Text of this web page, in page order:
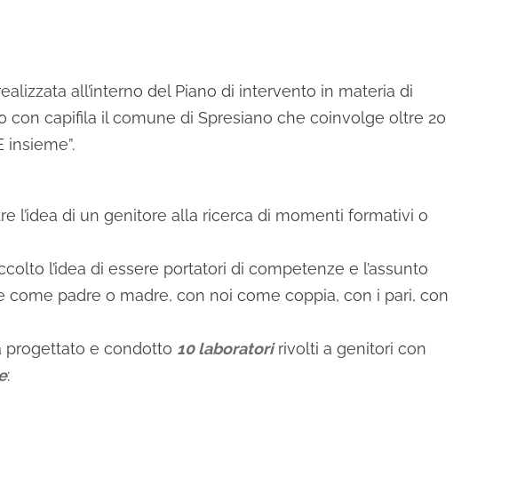
all’interno del Piano di intervento in materia di
con capifila il comune di Spresiano che coinvolge oltre 20
insieme”.
l’idea di un genitore alla ricerca di momenti formativi o
l’idea di essere portatori di competenze e l’assunto
padre o madre, con noi come coppia, con i pari, con
progettato e condotto 10 laboratoririvolti a genitori con
: